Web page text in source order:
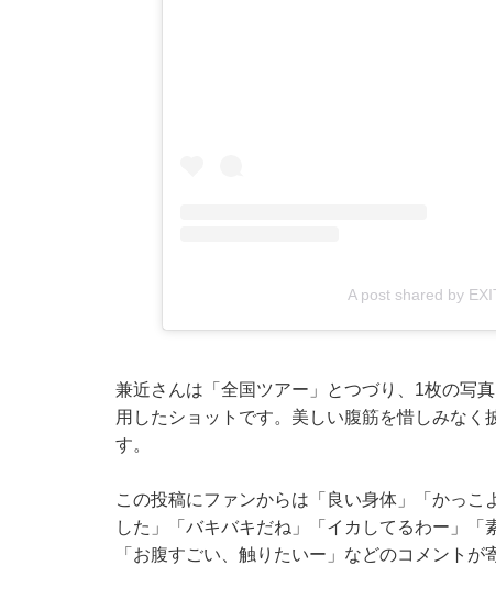
A post shared by
兼近さんは「全国ツアー」とつづり、1枚の写
用したショットです。美しい腹筋を惜しみなく
す。
この投稿にファンからは「良い身体」「かっこ
した」「バキバキだね」「イカしてるわー」「
「お腹すごい、触りたいー」などのコメントが